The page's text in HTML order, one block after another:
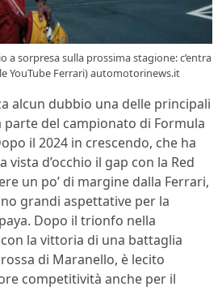
a sorpresa sulla prossima stagione: c’entra
YouTube Ferrari) automotorinews.it
alcun dubbio una delle principali
del campionato di Formula
il 2024 in crescendo, che ha
d’occhio il gap con la Red
un po’ di margine dalla Ferrari,
grandi aspettative per la
Dopo il trionfo nella
la vittoria di una battaglia
di Maranello, è lecito
competitività anche per il